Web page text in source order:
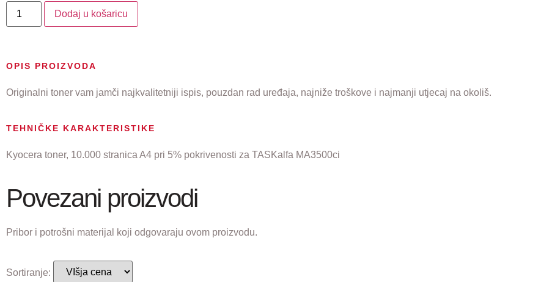
Dodaj u košaricu
OPIS PROIZVODA
Originalni toner vam jamči najkvalitetniji ispis, pouzdan rad uređaja, najniže troškove i najmanji utjecaj na okoliš.
TEHNIČKE KARAKTERISTIKE
Kyocera toner, 10.000 stranica A4 pri 5% pokrivenosti za TASKalfa MA3500ci
Povezani proizvodi
Pribor i potrošni materijal koji odgovaraju ovom proizvodu.
Sortiranje: